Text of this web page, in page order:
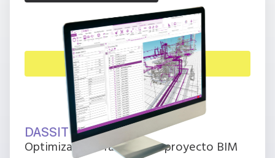
DASSIT
Optimiza cada fase de tus proyecto BIM